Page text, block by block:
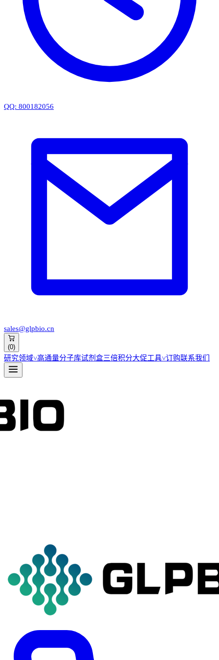
QQ: 800182056
sales@glpbio.cn
(0)
研究领域˅高通量分子库试剂盒三倍积分大促工具˅订购联系我们